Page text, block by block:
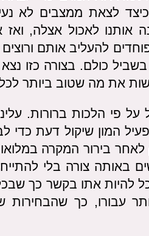
כיצד לצאת ממצבים לא
אותנו לאכול אצלה,
להעליב אותם ורוצים
בשביל כולם. בצורה כזו
את מה שטוב ביותר לכל
על פי הלכות ברורות.
המון שיקול דעת
בירור המקרה במלואו
באותה צורה בלי
להיות אתו בקשר כך
עבורו, כך